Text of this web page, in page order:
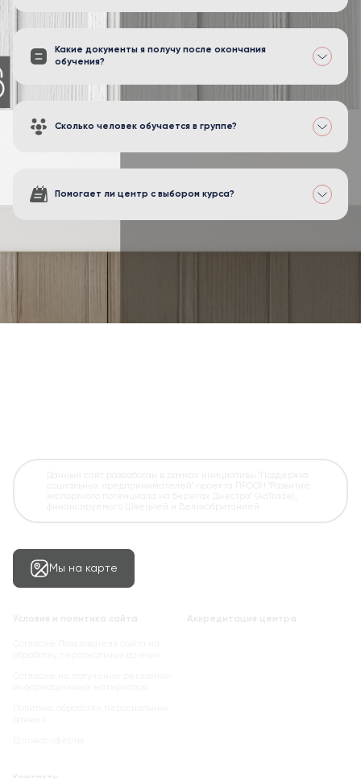
Какие документы я получу после окончания
обучения?
Сколько человек обучается в группе?
Помогает ли центр с выбором курса?
Мы на карте